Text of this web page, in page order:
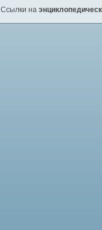
Ссылки на